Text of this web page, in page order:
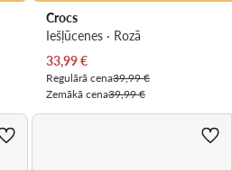
Crocs
Iešļūcenes · Rozā
Pašreizējā cena
33,99€
Regulārā cena39,99 €
Zemākā cena39,99 €